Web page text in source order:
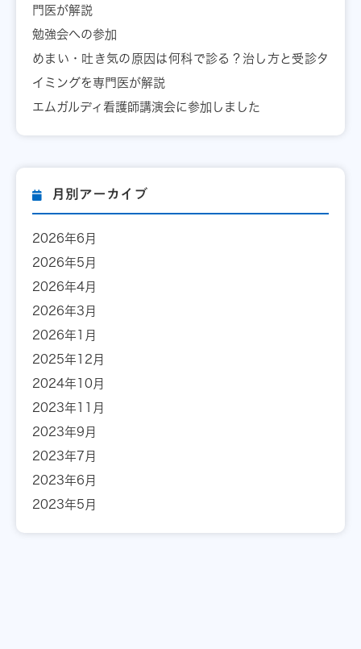
門医が解説
勉強会への参加
めまい・吐き気の原因は何科で診る？治し方と受診タ
イミングを専門医が解説
エムガルディ看護師講演会に参加しました
月別アーカイブ
2026年6月
2026年5月
2026年4月
2026年3月
2026年1月
2025年12月
2024年10月
2023年11月
2023年9月
2023年7月
2023年6月
2023年5月